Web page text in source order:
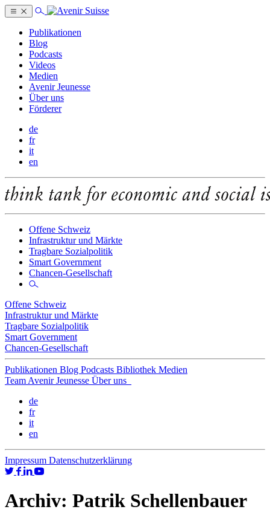
Publikationen
Blog
Podcasts
Videos
Medien
Avenir Jeunesse
Über uns
Förderer
de
fr
it
en
Offene Schweiz
Infrastruktur und Märkte
Tragbare Sozialpolitik
Smart Government
Chancen-Gesellschaft
Offene Schweiz
Infrastruktur und Märkte
Tragbare Sozialpolitik
Smart Government
Chancen-Gesellschaft
Publikationen Blog Podcasts Bibliothek Medien
Team Avenir Jeunesse Über uns
de
fr
it
en
Impressum Datenschutzerklärung
Archiv: Patrik Schellenbauer